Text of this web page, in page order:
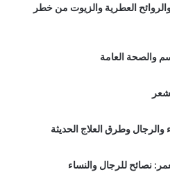
العطرية والزيوت من خطر
وطرق العلاج الحديثة
نصائح للرجال والنساء